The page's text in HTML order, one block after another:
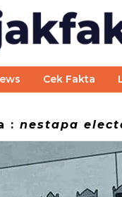
Cek Fakta
: nestapa